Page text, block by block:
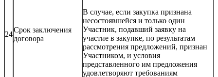
24
Срок заключения
договора
В случае, если закупка признана
несостоявшейся и только один
Участник, подавший заявку на
участие в закупке, по результатам
рассмотрения предложений, признан
Участником, и условия
представленного им предложения
удовлетворяют требованиям